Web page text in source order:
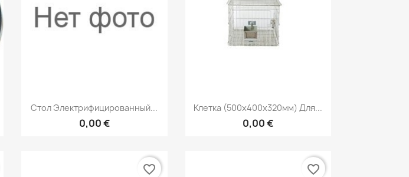
Быстрый просмотр
Стол Электрифицированный...
0,00 €
Быстрый просмотр
Клетка (500х400х320мм) Для...
0,00 €
favorite_border favorite_border